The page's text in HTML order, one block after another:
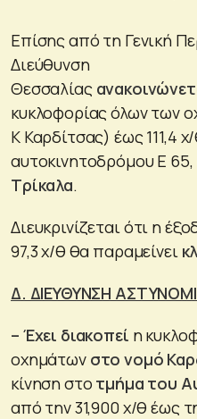
Επίσης από τη Γενική
Διεύθυνση
Θεσσαλίας
κυκλοφορίας όλων των
Κ Καρδίτσας) έως 111,4
αυτοκινητοδρόμου Ε 65,
Τρίκαλα.
Διευκρινίζεται ότι η
97,3 χ/θ θα παραμείνει
Δ. ΔΙΕΥΘΥΝΣΗ
– Έχει διακοπεί η
οχημάτων στο νομό
κίνηση στο τμήμα του
από την 31,900 χ/θ έως